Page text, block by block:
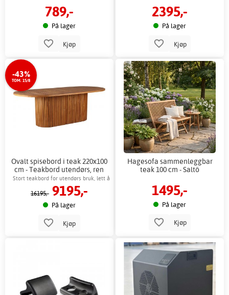
789,-
På lager
Kjøp
2395,-
På lager
Kjøp
-43%
TOM. 15/8
Ovalt spisebord i teak 220x100
cm - Teakbord utendørs, ren
olje + Møbelpleie
Stort teakbord for utendørs bruk, lett å
vedlikeholde
16195,- 9195,-
På lager
Kjøp
Hagesofa sammenleggbar
teak 100 cm - Saltö
1495,-
På lager
Kjøp